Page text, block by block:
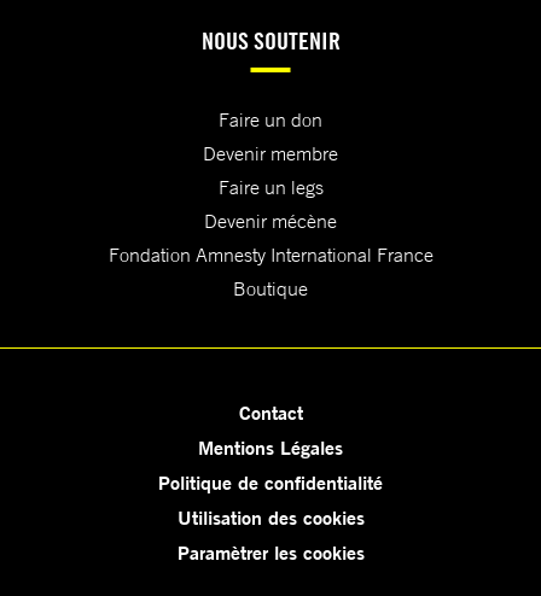
NOUS SOUTENIR
Faire un don
Devenir membre
Faire un legs
Devenir mécène
Fondation Amnesty International France
Boutique
Contact
Mentions Légales
Politique de confidentialité
Utilisation des cookies
Paramètrer les cookies